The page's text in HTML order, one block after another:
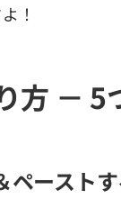
！
方 － 5
ペースト